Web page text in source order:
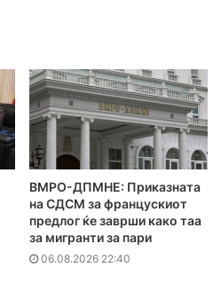
ВМРО-ДПМНЕ: Приказната
на СДСМ за францускиот
предлог ќе заврши како таа
за мигранти за пари
06.08.2026 22:40